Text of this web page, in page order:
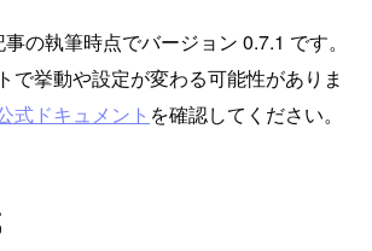
の執筆時点でバージョン 0.7.1 です。
で挙動や設定が変わる可能性がありま
式ドキュメント を確認してください。